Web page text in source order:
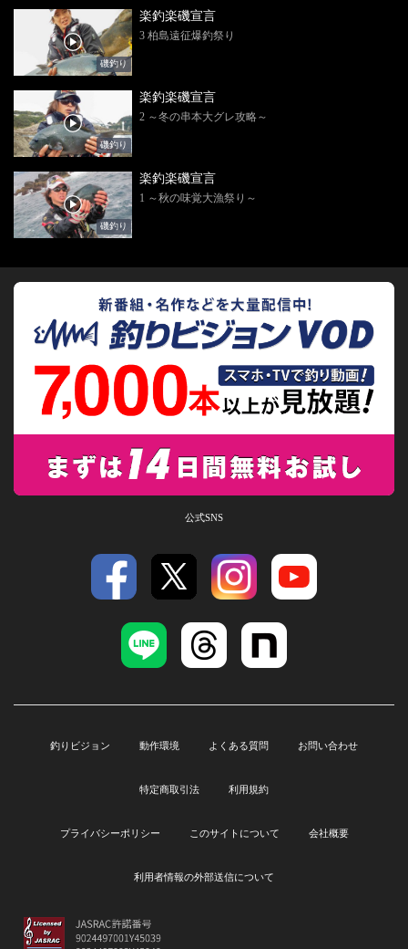
磯釣り
楽釣楽磯宣言
3 柏島遠征爆釣祭り
磯釣り
楽釣楽磯宣言
2 ～冬の串本大グレ攻略～
磯釣り
楽釣楽磯宣言
1 ～秋の味覚大漁祭り～
公式SNS
釣りビジョン 動作環境 よくある質問 お問い合わせ
特定商取引法 利用規約
プライバシーポリシー このサイトについて 会社概要
利用者情報の外部送信について